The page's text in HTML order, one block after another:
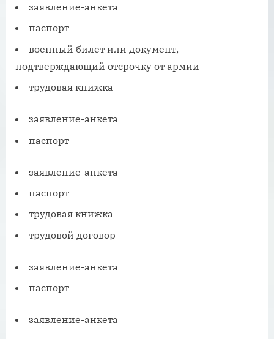
заявление-анкета
паспорт
военный билет или документ,
подтверждающий отсрочку от армии
трудовая книжка
заявление-анкета
паспорт
заявление-анкета
паспорт
трудовая книжка
трудовой договор
заявление-анкета
паспорт
заявление-анкета